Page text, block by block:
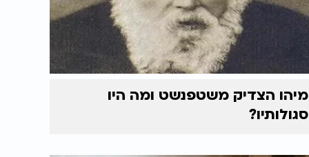
מיהו הצדיק משטפנשט ומה היו
סגולותיו?